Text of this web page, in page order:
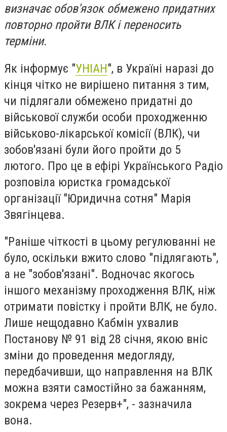
визначає обов'язок обмежено придатних
повторно пройти ВЛК і переносить
терміни.
Як інформує "УНІАН", в Україні наразі до
кінця чітко не вирішено питання з тим,
чи підлягали обмежено придатні до
військової служби особи проходженню
військово-лікарської комісії (ВЛК), чи
зобов'язані були його пройти до 5
лютого. Про це в ефірі Українського Радіо
розповіла юристка громадської
організації "Юридична сотня" Марія
Звягінцева.
"Раніше чіткості в цьому регулюванні не
було, оскільки вжито слово "підлягають",
а не "зобов'язані". Водночас якогось
іншого механізму проходження ВЛК, ніж
отримати повістку і пройти ВЛК, не було.
Лише нещодавно Кабмін ухвалив
Постанову № 91 від 28 січня, якою вніс
зміни до проведення медогляду,
передбачивши, що направлення на ВЛК
можна взяти самостійно за бажанням,
зокрема через Резерв+", - зазначила
вона.